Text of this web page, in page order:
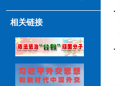
相关链接